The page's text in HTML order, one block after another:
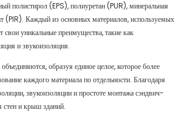
полистирол (EPS), полиуретан (PUR), минеральная
(PIR). Каждый из основных материалов, используемых
свои уникальные преимущества, такие как
и звукоизоляция.
образуя единое целое, которое более
каждого материала по отдельности. Благодаря
звукоизоляции и простоте монтажа сэндвич-
стен и крыш зданий.